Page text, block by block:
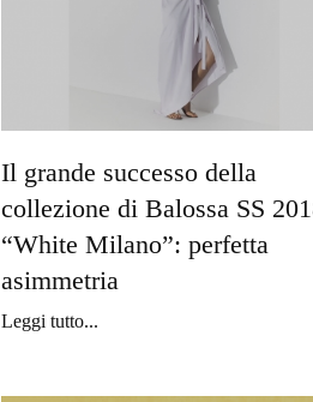
Il grande successo della
collezione di Balossa SS
“White Milano”: perfetta
asimmetria
Leggi tutto...